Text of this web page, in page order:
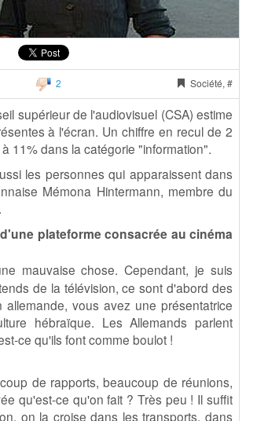
2 Société, #
supérieur de l'audiovisuel (CSA) estime
à l'écran. Un chiffre en recul de 2
11% dans la catégorie "information".
les personnes qui apparaissent dans
Mémona Hintermann, membre du
plateforme consacrée au cinéma
mauvaise chose. Cependant, je suis
de la télévision, ce sont d'abord des
vous avez une présentatrice
hébraïque. Les Allemands parlent
ce qu'ils font comme boulot !
de rapports, beaucoup de réunions,
qu'est-ce qu'on fait ? Très peu ! Il suffit
on la croise dans les transports, dans